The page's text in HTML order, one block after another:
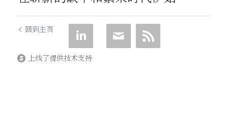
回到主页
上线了提供技术支持